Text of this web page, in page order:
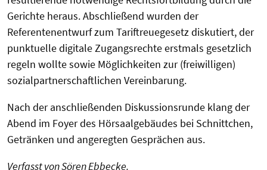
Gerichte heraus. Abschließend wurden der
Referentenentwurf zum Tariftreuegesetz diskutiert, der
punktuelle digitale Zugangsrechte erstmals gesetzlich
regeln wollte sowie Möglichkeiten zur (freiwilligen)
sozialpartnerschaftlichen Vereinbarung.
Nach der anschließenden Diskussionsrunde klang der
Abend im Foyer des Hörsaalgebäudes bei Schnittchen,
Getränken und angeregten Gesprächen aus.
Verfasst von Sören Ebbecke.